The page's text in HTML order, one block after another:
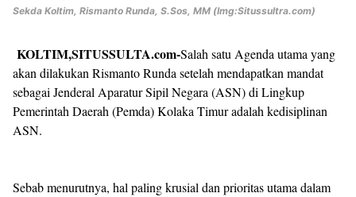
Sekda Koltim, Rismanto Runda, S.Sos, MM (Img:Situssultra.com)
KOLTIM,SITUSSULTA.com-Salah satu Agenda utama yang
akan dilakukan Rismanto Runda setelah mendapatkan mandat
sebagai Jenderal Aparatur Sipil Negara (ASN) di Lingkup
Pemerintah Daerah (Pemda) Kolaka Timur adalah kedisiplinan
ASN.
Sebab menurutnya, hal paling krusial dan prioritas utama dalam